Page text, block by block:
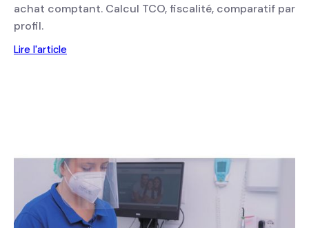
achat comptant. Calcul TCO, fiscalité, comparatif par
profil.
Lire l'article